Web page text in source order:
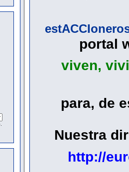
portal
viven,
para, de
Nuestra
http://